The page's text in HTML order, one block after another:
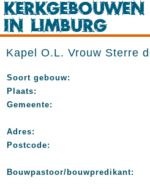
Kapel O.L. Vrouw Sterre
Soort gebouw:
Plaats:
Gemeente:
Adres:
Postcode:
Bouwpastoor/bouwpredikant: